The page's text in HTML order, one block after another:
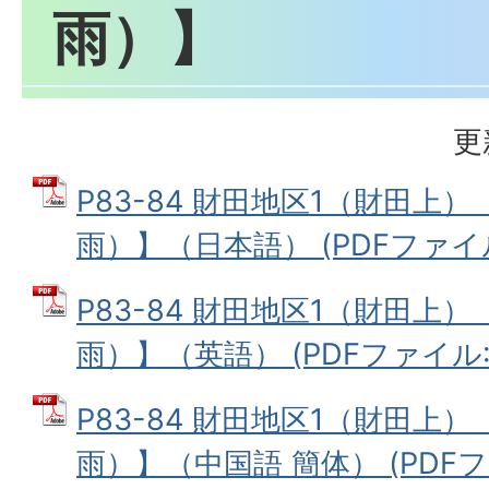
雨）】
P83-84 財田地区1（財田上）
雨）】（日本語） (PDFファ
P83-84 財田地区1（財田上）
雨）】（英語） (PDFファイ
P83-84 財田地区1（財田上）
雨）】（中国語 簡体） (PDF